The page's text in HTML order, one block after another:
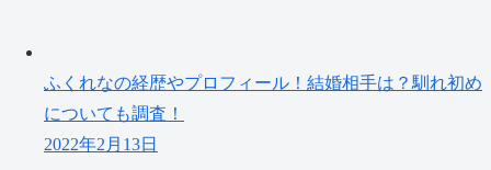
ふくれなの経歴やプロフィール！結婚相手は？馴れ初め
についても調査！
2022年2月13日